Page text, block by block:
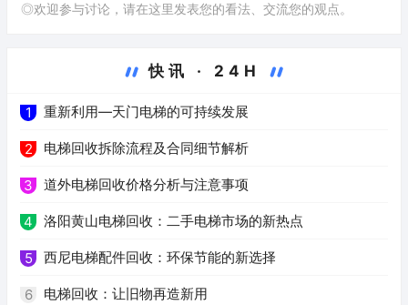
◎欢迎参与讨论，请在这里发表您的看法、交流您的观点。
快讯 · 24H
1 重新利用—天门电梯的可持续发展
2 电梯回收拆除流程及合同细节解析
3 道外电梯回收价格分析与注意事项
4 洛阳黄山电梯回收：二手电梯市场的新热点
5 西尼电梯配件回收：环保节能的新选择
6 电梯回收：让旧物再造新用